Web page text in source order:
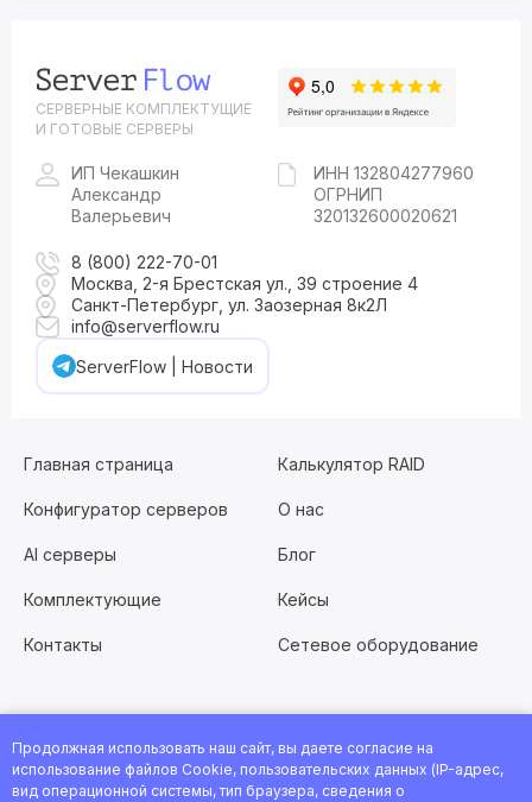
СЕРВЕРНЫЕ КОМПЛЕКТУЩИЕ
И ГОТОВЫЕ СЕРВЕРЫ
ИП Чекашкин
Александр
Валерьевич
ИНН 132804277960
ОГРНИП
320132600020621
8 (800) 222-70-01
Москва, 2-я Брестская ул., 39 строение 4
Санкт-Петербург, ул. Заозерная 8к2Л
info@serverflow.ru
ServerFlow | Новости
Главная страница Калькулятор RAID
Конфигуратор серверов О нас
AI серверы Блог
Комплектующие Кейсы
Контакты Сетевое оборудование
Хотите работать с нами? Заполните анкету
посмотрите все вакансии
Продолжная использовать наш сайт, вы даете согласие на
использование файлов Cookie, пользовательских данных (IP-адрес,
вид операционной системы, тип браузера, сведения о